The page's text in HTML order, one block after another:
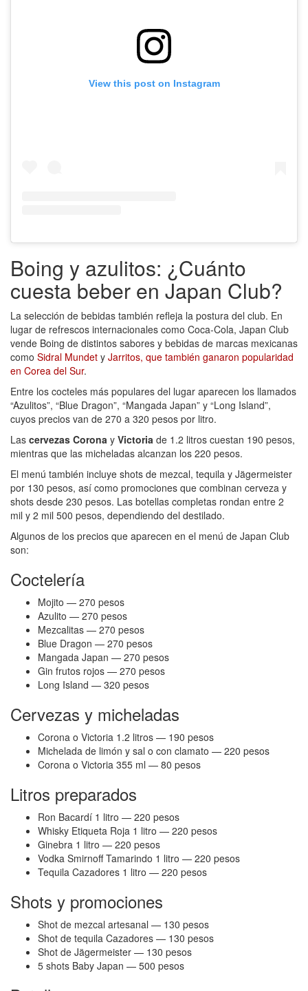
View this post on Instagram
Boing y azulitos: ¿Cuánto
cuesta beber en Japan Club?
La selección de bebidas también refleja la postura del club. En
lugar de refrescos internacionales como Coca-Cola, Japan Club
vende Boing de distintos sabores y bebidas de marcas mexicanas
como Sidral Mundet y Jarritos, que también ganaron popularidad
en Corea del Sur.
Entre los cocteles más populares del lugar aparecen los llamados
“Azulitos”, “Blue Dragon”, “Mangada Japan” y “Long Island”,
cuyos precios van de 270 a 320 pesos por litro.
Las cervezas Corona y Victoria de 1.2 litros cuestan 190 pesos,
mientras que las micheladas alcanzan los 220 pesos.
El menú también incluye shots de mezcal, tequila y Jägermeister
por 130 pesos, así como promociones que combinan cerveza y
shots desde 230 pesos. Las botellas completas rondan entre 2
mil y 2 mil 500 pesos, dependiendo del destilado.
Algunos de los precios que aparecen en el menú de Japan Club
son:
Coctelería
Mojito — 270 pesos
Azulito — 270 pesos
Mezcalitas — 270 pesos
Blue Dragon — 270 pesos
Mangada Japan — 270 pesos
Gin frutos rojos — 270 pesos
Long Island — 320 pesos
Cervezas y micheladas
Corona o Victoria 1.2 litros — 190 pesos
Michelada de limón y sal o con clamato — 220 pesos
Corona o Victoria 355 ml — 80 pesos
Litros preparados
Ron Bacardí 1 litro — 220 pesos
Whisky Etiqueta Roja 1 litro — 220 pesos
Ginebra 1 litro — 220 pesos
Vodka Smirnoff Tamarindo 1 litro — 220 pesos
Tequila Cazadores 1 litro — 220 pesos
Shots y promociones
Shot de mezcal artesanal — 130 pesos
Shot de tequila Cazadores — 130 pesos
Shot de Jägermeister — 130 pesos
5 shots Baby Japan — 500 pesos